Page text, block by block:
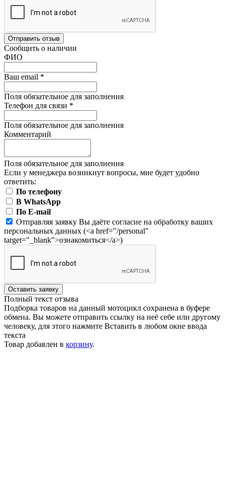
Отправить отзыв
Сообщить о наличии
ФИО
Ваш email *
Поля обязательное для заполнения
Телефон для связи *
Поля обязательное для заполнения
Комментарий
Поля обязательное для заполнения
Если у менеджера возникнут вопросы, мне будет удобно
ответить:
По телефону
В WhatsApp
По E-mail
Отправляя заявку Вы даёте согласие на обработку ваших
персональных данных (<a href="/personal"
target="_blank">ознакомиться</a>)
Оставить заявку
Полный текст отзыва
Подборка товаров на данный мотоцикл сохранена в буфере
обмена. Вы можете отправить ссылку на неё себе или другому
человеку, для этого нажмите Вставить в любом окне ввода
текста
Товар добавлен в корзину.